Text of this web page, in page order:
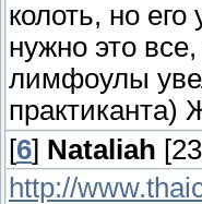
колоть, но
нужно это
лимфоулы
практиканта)
[6] Nataliah
http://